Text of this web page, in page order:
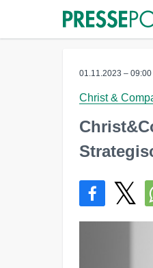
01.11.2023 – 09:00
Christ &